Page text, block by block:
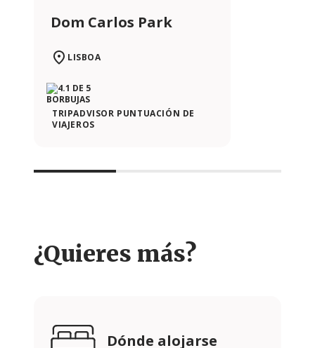
Dom Carlos Park
LISBOA
TRIPADVISOR PUNTUACIÓN DE
VIAJEROS
¿Quieres más?
Dónde alojarse